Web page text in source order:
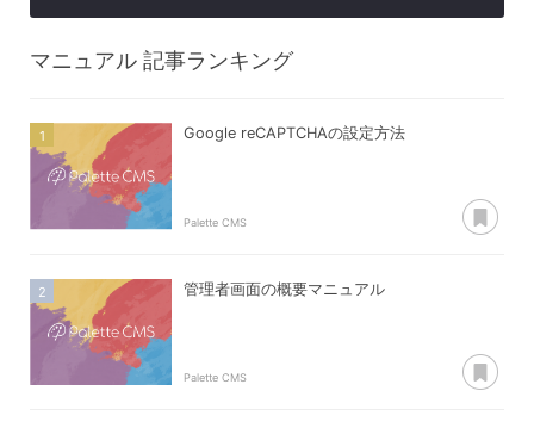
マニュアル 記事ランキング
Google reCAPTCHAの設定方法
Palette CMS
管理者画面の概要マニュアル
Palette CMS